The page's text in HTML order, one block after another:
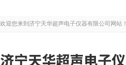
欢迎您来到济宁天华超声电子仪器有限公司网站！